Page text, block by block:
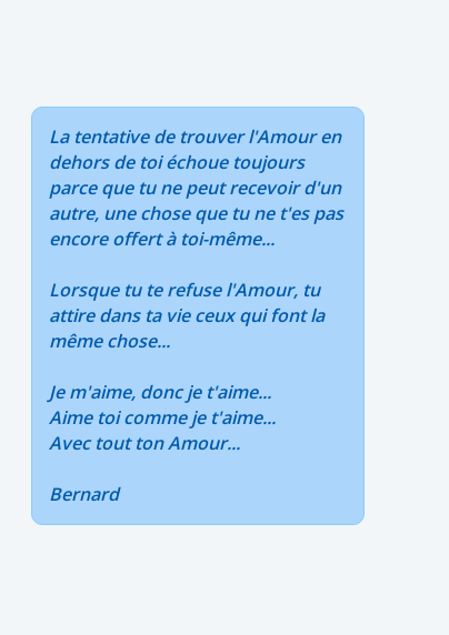
La tentative de trouver l'Amour en
dehors de toi échoue toujours
parce que tu ne peut recevoir d'un
autre, une chose que tu ne t'es pas
encore offert à toi-même...
Lorsque tu te refuse l'Amour, tu
attire dans ta vie ceux qui font la
même chose...
Je m'aime, donc je t'aime...
Aime toi comme je t'aime...
Avec tout ton Amour...
Bernard